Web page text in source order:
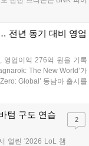
세트, 한진 브리온이 '로머'
전년 동기 대비 영업
영업이익 276억 원을 기록
The New World’가
Global’ 동남아 출시를
일 ‘갈바테인’ 등 다양한
3’ 등 대작을 글로벌
과 라그나로크 에코 시스
....
텀 구도 연습
열린 '2026 LoL 챔
2